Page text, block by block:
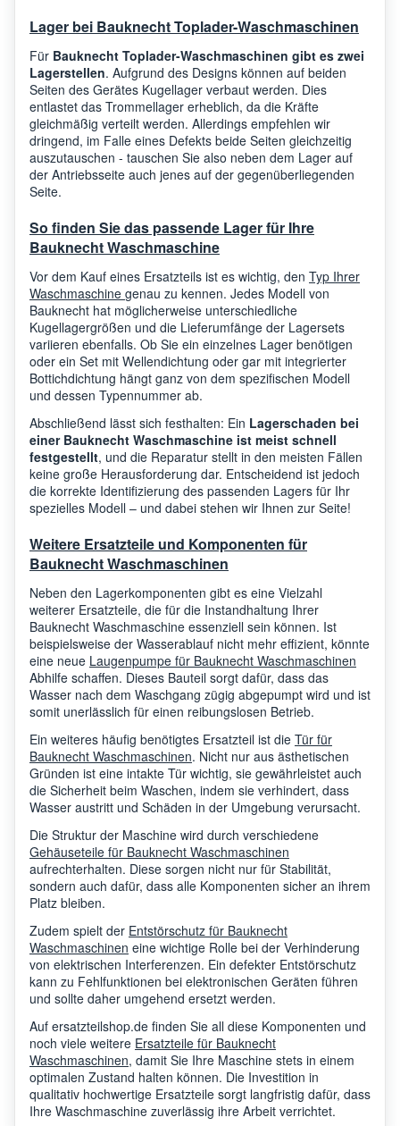
Bauknecht WT 9840 WS-F
Bauknecht
WTE9842WS WTE 9842
WS-NL
Bauknecht AQM8D49UEUA
Bauknecht NDD9725GDAUK
Bauknecht IWDC6125CECOIT
Bauknecht WDG8640SEX
Bauknecht ARMXD145FR
Bauknecht IWDC71680FR
Bauknecht PWDE7124SIT
Bauknecht IWDC6143UK
Bauknecht WWDE7512
Bauknecht WDD9640BXEU
Bauknecht PWDE81473SIT
Bauknecht WDAL8640PUK
Bauknecht WDAL8640GUK
Bauknecht AQM8D29UEUB
Bauknecht WDUD9640PUK
Bauknecht AQD1070D69FR
Lager bei Bauknecht Toplader-Waschmaschinen
Für Bauknecht Toplader-Waschmaschinen gibt es zwei
Lagerstellen. Aufgrund des Designs können auf beiden
Seiten des Gerätes Kugellager verbaut werden. Dies
entlastet das Trommellager erheblich, da die Kräfte
gleichmäßig verteilt werden. Allerdings empfehlen wir
dringend, im Falle eines Defekts beide Seiten gleichzeitig
auszutauschen - tauschen Sie also neben dem Lager auf
der Antriebsseite auch jenes auf der gegenüberliegenden
Seite.
So finden Sie das passende Lager für Ihre
Bauknecht Waschmaschine
Vor dem Kauf eines Ersatzteils ist es wichtig, den Typ Ihrer
Waschmaschine genau zu kennen. Jedes Modell von
Bauknecht hat möglicherweise unterschiedliche
Kugellagergrößen und die Lieferumfänge der Lagersets
variieren ebenfalls. Ob Sie ein einzelnes Lager benötigen
oder ein Set mit Wellendichtung oder gar mit integrierter
Bottichdichtung hängt ganz von dem spezifischen Modell
und dessen Typennummer ab.
Abschließend lässt sich festhalten: Ein Lagerschaden bei
einer Bauknecht Waschmaschine ist meist schnell
festgestellt, und die Reparatur stellt in den meisten Fällen
keine große Herausforderung dar. Entscheidend ist jedoch
die korrekte Identifizierung des passenden Lagers für Ihr
spezielles Modell – und dabei stehen wir Ihnen zur Seite!
Weitere Ersatzteile und Komponenten für
Bauknecht Waschmaschinen
Neben den Lagerkomponenten gibt es eine Vielzahl
weiterer Ersatzteile, die für die Instandhaltung Ihrer
Bauknecht Waschmaschine essenziell sein können. Ist
beispielsweise der Wasserablauf nicht mehr effizient, könnte
eine neue Laugenpumpe für Bauknecht Waschmaschinen
Abhilfe schaffen. Dieses Bauteil sorgt dafür, dass das
Wasser nach dem Waschgang zügig abgepumpt wird und ist
somit unerlässlich für einen reibungslosen Betrieb.
Ein weiteres häufig benötigtes Ersatzteil ist die Tür für
Bauknecht Waschmaschinen. Nicht nur aus ästhetischen
Gründen ist eine intakte Tür wichtig, sie gewährleistet auch
die Sicherheit beim Waschen, indem sie verhindert, dass
Wasser austritt und Schäden in der Umgebung verursacht.
Die Struktur der Maschine wird durch verschiedene
Gehäuseteile für Bauknecht Waschmaschinen
aufrechterhalten. Diese sorgen nicht nur für Stabilität,
sondern auch dafür, dass alle Komponenten sicher an ihrem
Platz bleiben.
Zudem spielt der Entstörschutz für Bauknecht
Waschmaschinen eine wichtige Rolle bei der Verhinderung
von elektrischen Interferenzen. Ein defekter Entstörschutz
kann zu Fehlfunktionen bei elektronischen Geräten führen
und sollte daher umgehend ersetzt werden.
Auf ersatzteilshop.de finden Sie all diese Komponenten und
noch viele weitere Ersatzteile für Bauknecht
Waschmaschinen, damit Sie Ihre Maschine stets in einem
optimalen Zustand halten können. Die Investition in
qualitativ hochwertige Ersatzteile sorgt langfristig dafür, dass
Ihre Waschmaschine zuverlässig ihre Arbeit verrichtet.